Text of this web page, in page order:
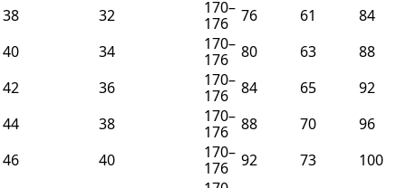
38
32
170–
176
76 61
84
40
34
170–
176
80 63
88
42
36
170–
176
84 65
92
44
38
170–
176
88 70
96
46
40
170–
176
92 73
100